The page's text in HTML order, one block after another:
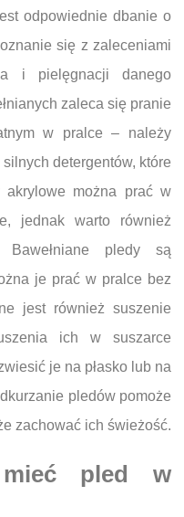
odpowiednie dbanie o
się z zaleceniami
i pielęgnacji danego
zaleca się pranie
w pralce – należy
detergentów, które
akrylowe można prać w
jednak warto również
Bawełniane pledy są
je prać w pralce bez
jest również suszenie
ich w suszarce
je na płasko lub na
pledów pomoże
zachować ich świeżość.
mieć pled w